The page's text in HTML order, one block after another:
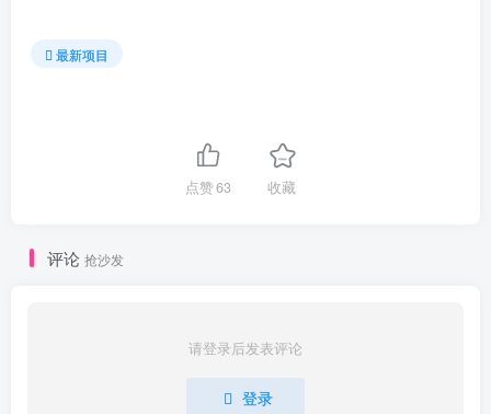
最新项目
点赞63 收藏
评论 抢沙发
请登录后发表评论
登录